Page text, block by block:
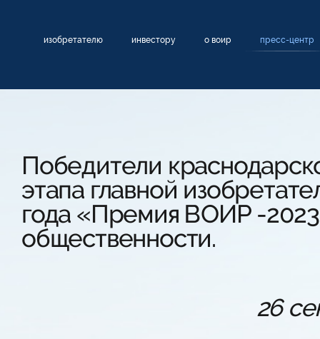
изобретателю инвестору о воир пресс-центр
Победители
этапа главной
года «Премия ВОИР -
общественности.
26